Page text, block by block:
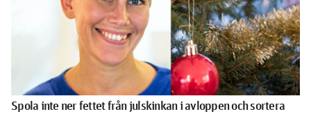
Spola inte ner fettet från julskinkan i avloppen och sortera